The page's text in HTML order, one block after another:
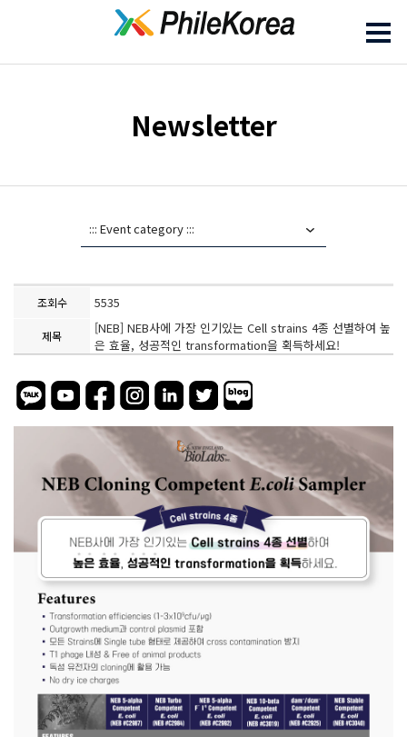
Newsletter
조회수 5535
제목
[NEB] NEB사에 가장 인기있는 Cell strains 4종 선별하여 높
은 효율, 성공적인 transformation을 획득하세요!